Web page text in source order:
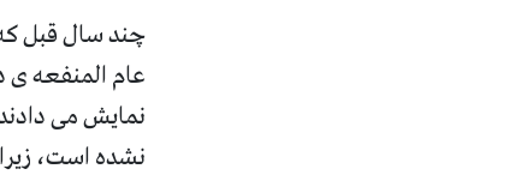
چند سال قبل
عام المنفعه
نمایش می
نشده است،